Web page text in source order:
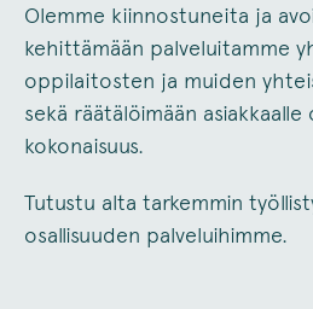
Olemme kiinnostuneita ja
kehittämään palveluitamme
oppilaitosten ja muiden
sekä räätälöimään
kokonaisuus.
Tutustu alta tarkemmin
osallisuuden palveluihimme.